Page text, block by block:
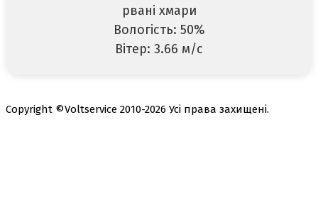
рвані хмари
Вологість: 50%
Вітер: 3.66 м/с
Copyright ©Voltservice 2010-2026 Усі права захищені.